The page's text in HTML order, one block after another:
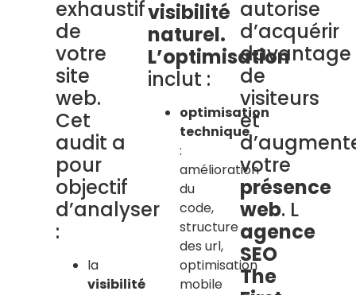
exhaustif
de
votre
site
web.
Cet
audit a
pour
objectif
d’analyser
:
la
visibilité
visibilité
naturel.
L’optimisation
inclut :
optimisation
technique
:
amélioration
du
code,
structure
des url,
optimisation
mobile
autorise
d’acquérir
davantage
de
visiteurs
et
votre
présence
web. L
agence
SEO
The